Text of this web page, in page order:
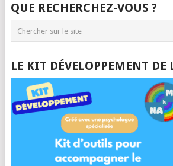
QUE RECHERCHEZ-VOUS ?
LE KIT DÉVELOPPEMENT DE